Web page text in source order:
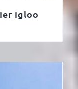
igloo